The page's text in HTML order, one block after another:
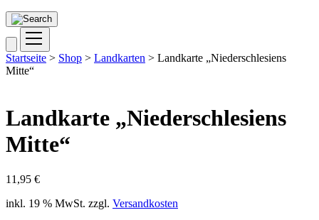
Startseite > Shop > Landkarten > Landkarte „Niederschlesiens
Mitte“
Landkarte „Niederschlesiens
Mitte“
11,95 €
inkl. 19 % MwSt. zzgl. Versandkosten